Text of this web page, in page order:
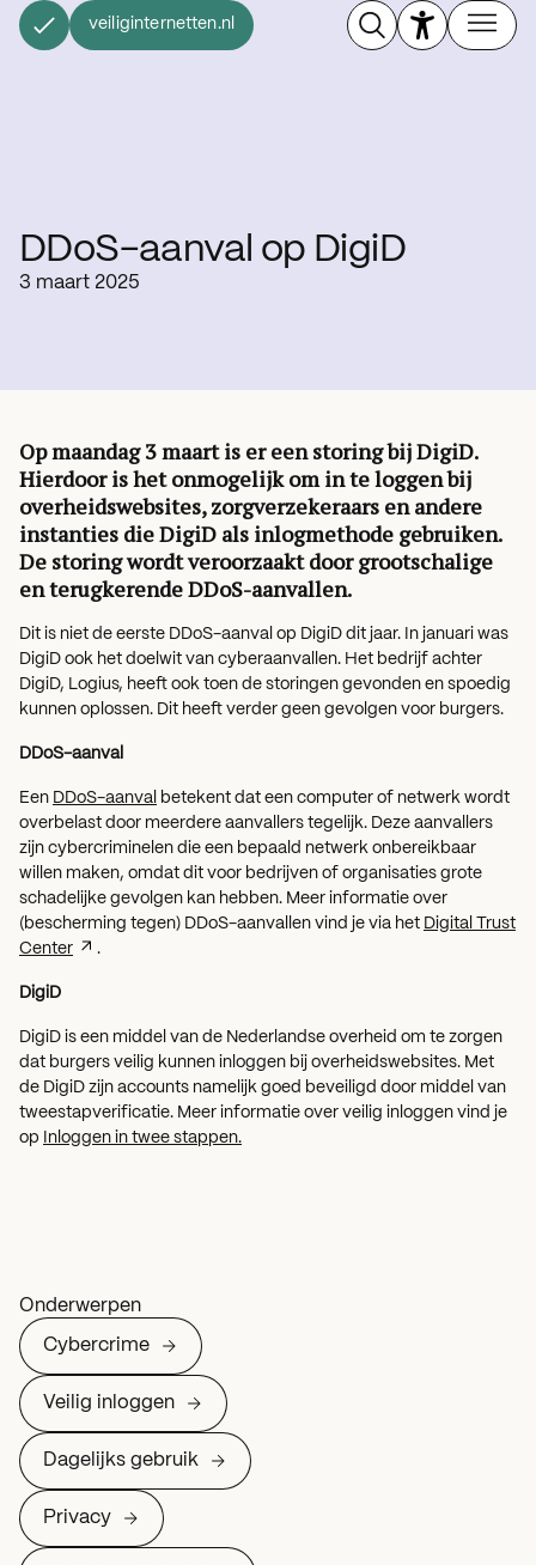
veiliginternetten.nl
DDoS-aanval op DigiD
3 maart 2025
Op maandag 3 maart is er een storing bij DigiD.
Hierdoor is het onmogelijk om in te loggen bij
overheidswebsites, zorgverzekeraars en andere
instanties die DigiD als inlogmethode gebruiken.
De storing wordt veroorzaakt door grootschalige
en terugkerende DDoS-aanvallen.
Dit is niet de eerste DDoS-aanval op DigiD dit jaar. In januari was
DigiD ook het doelwit van cyberaanvallen. Het bedrijf achter
DigiD, Logius, heeft ook toen de storingen gevonden en spoedig
kunnen oplossen. Dit heeft verder geen gevolgen voor burgers.
DDoS-aanval
Een DDoS-aanval betekent dat een computer of netwerk wordt
overbelast door meerdere aanvallers tegelijk. Deze aanvallers
zijn cybercriminelen die een bepaald netwerk onbereikbaar
willen maken, omdat dit voor bedrijven of organisaties grote
schadelijke gevolgen kan hebben. Meer informatie over
(bescherming tegen) DDoS-aanvallen vind je via het Digital Trust
Center
.
DigiD
DigiD is een middel van de Nederlandse overheid om te zorgen
dat burgers veilig kunnen inloggen bij overheidswebsites. Met
de DigiD zijn accounts namelijk goed beveiligd door middel van
tweestapverificatie. Meer informatie over veilig inloggen vind je
op
Inloggen in twee stappen.
Onderwerpen
Cybercrime
Veilig inloggen
Dagelijks gebruik
Privacy